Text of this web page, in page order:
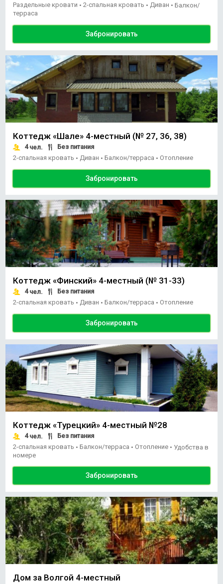
Раздельные кровати • 2-спальная кровать • Диван • Балкон/
терраса
Забронировать
Коттедж «Шале» 4-местный (№ 27, 36, 38)
4чел.
Без питания
2-спальная кровать • Диван • Балкон/терраса • Отопление
Забронировать
Коттедж «Финский» 4-местный (№ 31-33)
4чел.
Без питания
2-спальная кровать • Диван • Балкон/терраса • Отопление
Забронировать
Коттедж «Турецкий» 4-местный №28
4чел.
Без питания
2-спальная кровать • Балкон/терраса • Отопление • Удобства в
номере
Забронировать
Дом за Волгой 4-местный